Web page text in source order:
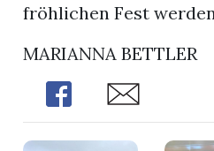
fröhlichen Fest
MARIANNA BETTLER
Share
Share